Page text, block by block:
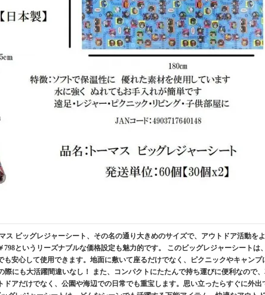
ス ビッグレジャーシート、その名の通り大きめのサイズで、アウトドア活動をよ
というリーズナブルな価格設定も魅力的です。 このビッグレジャーシートは
も安心して使用できます。地面に敷いて座るだけでなく、ピクニックやキャンプ
際にも大活躍間違いなし！ また、コンパクトにたたんで持ち運びに便利なので
アだけでなく、公園や海辺での日常でも重宝します。思い立ったらすぐに外出